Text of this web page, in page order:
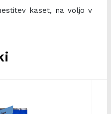
kaset, na voljo v